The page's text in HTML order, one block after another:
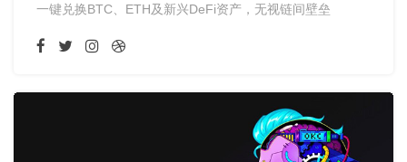
一键兑换BTC、ETH及新兴DeFi资产，无视链间壁垒